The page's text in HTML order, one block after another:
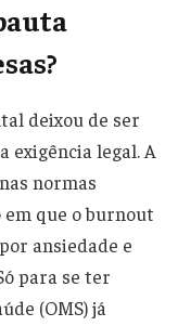
deixou de ser
exigência legal. A
normas
que o burnout
ansiedade e
para se ter
(OMS) já